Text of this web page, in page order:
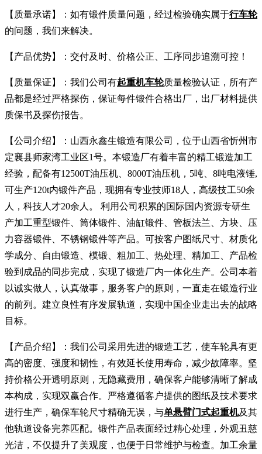
【质量承诺】：如有锻件质量问题，经过检验确实属于行车轮
的问题，我们来解决。
【产品优势】：交付及时、价格公正、工序同步追溯可控！
【质量保证】：我们公司有起重机车轮质量检验认证，所有产
品都是经过严格探伤，保证每件锻件合格出厂，出厂材料提供
质保书及探伤报告。
【公司介绍】：山西永鑫生锻造有限公司，位于山西省忻州市
定襄县师家湾工业区1号。本锻造厂有着丰富的精工锻造加工
经验，配备有12500T油压机、8000T油压机，5吨、8吨电液锤,
可生产120t内锻件产品，现拥有专业技师18人，高级技工50余
人，科技人才20余人。 利用公司积累的国际国内资源专研生
产加工重型锻件、筒体锻件、油缸锻件、管板法兰、方块、压
力容器锻件、不锈钢锻件等产品。可按客户图纸尺寸、材质化
学成分、自由锻造、模锻、粗加工、热处理、精加工、产品检
验到成品的同步完成，实现了锻造厂内一体化生产。公司本着
以诚实做人，认真做事，服务客户的原则，一直走在锻造行业
的前列。建立良性有序发展轨道，实现中国企业走出去的战略
目标。
【产品介绍】：我们公司采用先进的锻造工艺，使车轮具有更
高的密度、强度和韧性，有效延长使用寿命，减少故障率。坚
持价格公开透明原则，无隐藏费用，确保客户能够清晰了解成
本构成，实现双赢合作。严格遵循客户提供的图纸及技术要求
进行生产，确保车轮尺寸精确无误，与单悬臂门式起重机及其
他轨道设备完养匹配。锻件产品表面经过精心处理，外观丑慈
光洁，不仅提升了美观度，也便于日常维护与检查。加工余量